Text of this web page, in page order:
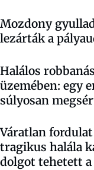
Mozdony
lezárták a
Halálos
üzemében: egy
súlyosan
Váratlan
tragikus halála
dolgot tehetett